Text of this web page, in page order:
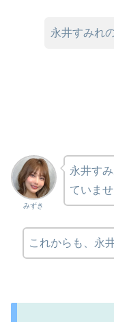
永井すみれ
みずき
永井す
ていませ
これからも、永